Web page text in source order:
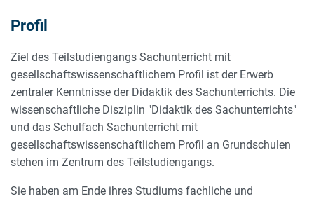
Profil
Ziel des Teilstudiengangs Sachunterricht mit
gesellschaftswissenschaftlichem Profil ist der Erwerb
zentraler Kenntnisse der Didaktik des Sachunterrichts. Die
wissenschaftliche Disziplin "Didaktik des Sachunterrichts"
und das Schulfach Sachunterricht mit
gesellschaftswissenschaftlichem Profil an Grundschulen
stehen im Zentrum des Teilstudiengangs.
Sie haben am Ende ihres Studiums fachliche und